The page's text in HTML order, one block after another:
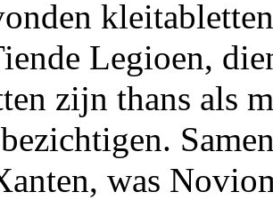
Legioen,
zijn thans als
was